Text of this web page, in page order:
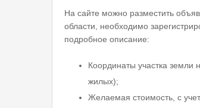
На сайте можно разместить
области, необходимо
подробное описание:
Координаты участка земли
жилых);
Желаемая стоимость, с